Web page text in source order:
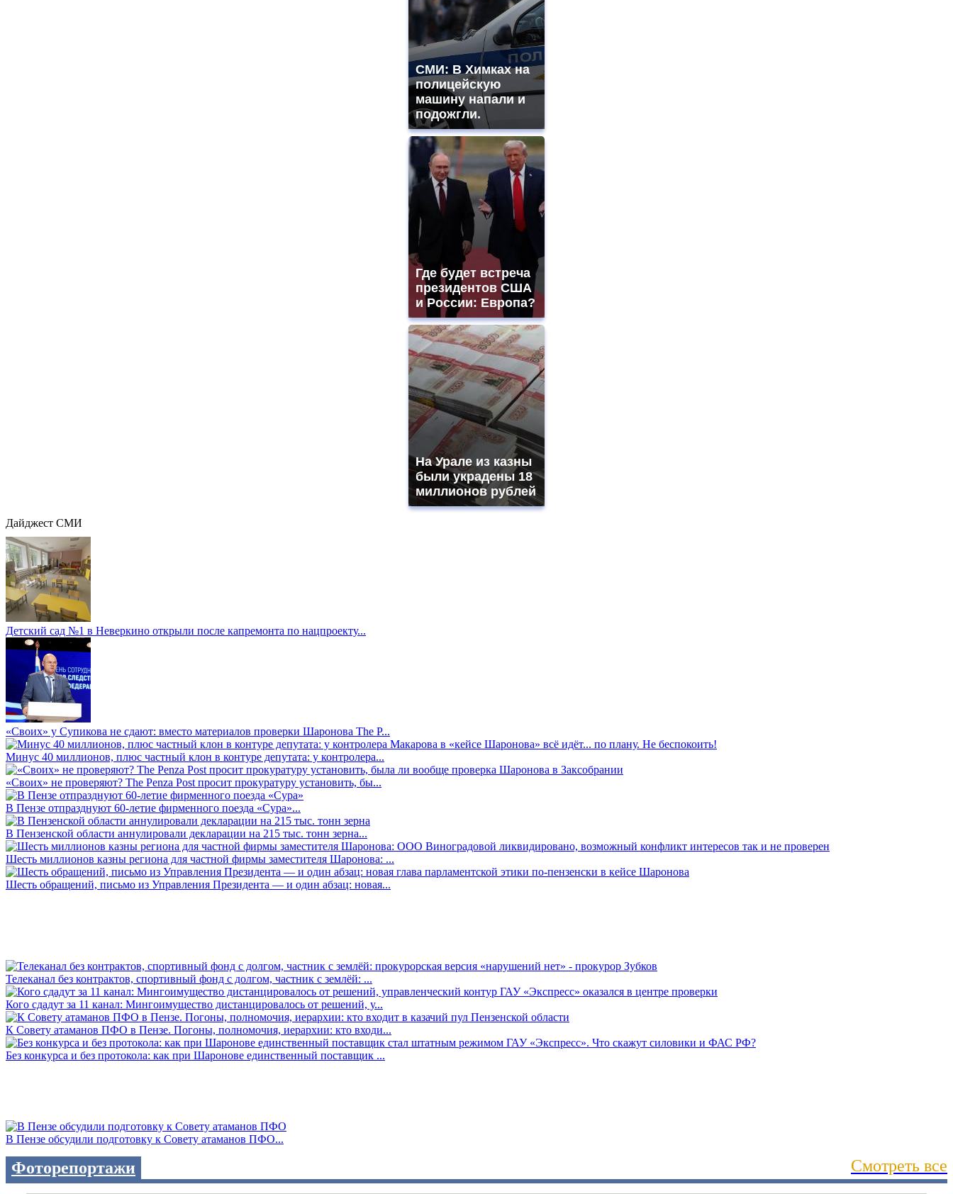
СМИ: В Химках на
полицейскую
машину напали и
подожгли.
Где будет встреча
президентов США
и России: Европа?
На Урале из казны
были украдены 18
миллионов рублей
Дайджест СМИ
Детский сад №1 в Неверкино открыли после капремонта по нацпроекту...
«Своих» у Супикова не сдают: вместо материалов проверки Шаронова The P...
Минус 40 миллионов, плюс частный клон в контуре депутата: у контролера...
«Своих» не проверяют? The Penza Post просит прокуратуру установить, бы...
В Пензе отпразднуют 60-летие фирменного поезда «Сура»...
В Пензенской области аннулировали декларации на 215 тыс. тонн зерна...
Шесть миллионов казны региона для частной фирмы заместителя Шаронова: ...
Шесть обращений, письмо из Управления Президента — и один абзац: новая...
Телеканал без контрактов, спортивный фонд с долгом, частник с землёй: ...
Кого сдадут за 11 канал: Мингоимущество дистанцировалось от решений, у...
К Совету атаманов ПФО в Пензе. Погоны, полномочия, иерархии: кто входи...
Без конкурса и без протокола: как при Шаронове единственный поставщик ...
В Пензе обсудили подготовку к Совету атаманов ПФО...
Фоторепортажи Смотреть все